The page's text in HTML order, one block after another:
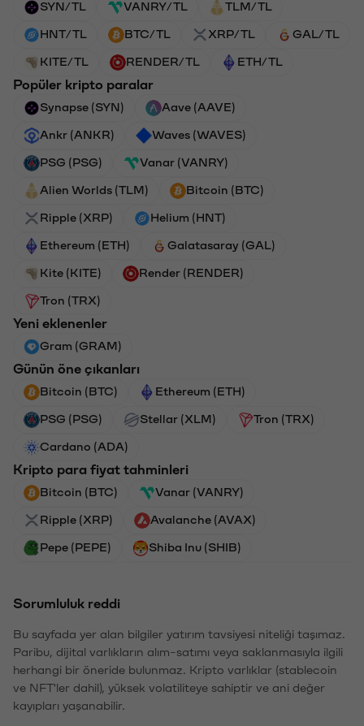
SYN/TL VANRY/TL TLM/TL
HNT/TL BTC/TL XRP/TL GAL/TL
KITE/TL RENDER/TL ETH/TL
Popüler kripto paralar
Synapse (SYN) Aave (AAVE)
Ankr (ANKR) Waves (WAVES)
PSG (PSG) Vanar (VANRY)
Alien Worlds (TLM) Bitcoin (BTC)
Ripple (XRP) Helium (HNT)
Ethereum (ETH) Galatasaray (GAL)
Kite (KITE) Render (RENDER)
Tron (TRX)
Yeni eklenenler
Gram (GRAM)
Günün öne çıkanları
Bitcoin (BTC) Ethereum (ETH)
PSG (PSG) Stellar (XLM) Tron (TRX)
Cardano (ADA)
Kripto para fiyat tahminleri
Bitcoin (BTC) Vanar (VANRY)
Ripple (XRP) Avalanche (AVAX)
Pepe (PEPE) Shiba Inu (SHIB)
Sorumluluk reddi
Bu sayfada yer alan bilgiler yatırım tavsiyesi niteliği taşımaz.
Paribu, dijital varlıkların alım-satımı veya saklanmasıyla ilgili
herhangi bir öneride bulunmaz. Kripto varlıklar (stablecoin
ve NFT'ler dahil), yüksek volatiliteye sahiptir ve ani değer
kayıpları yaşanabilir.